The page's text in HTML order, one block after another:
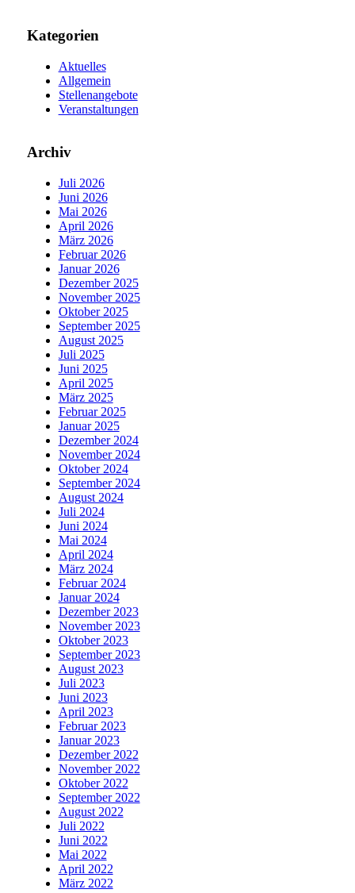
Kategorien
Aktuelles
Allgemein
Stellenangebote
Veranstaltungen
Archiv
Juli 2026
Juni 2026
Mai 2026
April 2026
März 2026
Februar 2026
Januar 2026
Dezember 2025
November 2025
Oktober 2025
September 2025
August 2025
Juli 2025
Juni 2025
April 2025
März 2025
Februar 2025
Januar 2025
Dezember 2024
November 2024
Oktober 2024
September 2024
August 2024
Juli 2024
Juni 2024
Mai 2024
April 2024
März 2024
Februar 2024
Januar 2024
Dezember 2023
November 2023
Oktober 2023
September 2023
August 2023
Juli 2023
Juni 2023
April 2023
Februar 2023
Januar 2023
Dezember 2022
November 2022
Oktober 2022
September 2022
August 2022
Juli 2022
Juni 2022
Mai 2022
April 2022
März 2022